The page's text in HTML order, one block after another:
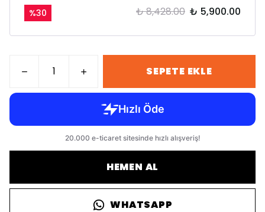
%30 ₺ 8,428.00 ₺ 5,900.00
SEPETE EKLE
HEMEN AL
WHATSAPP